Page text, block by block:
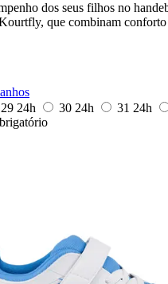
dos seus filhos no
que combinam conforto
29 24h 30 24h 31 24h